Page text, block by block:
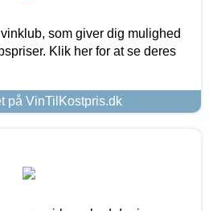
som giver dig mulighed
Klik her for at se deres
på VinTilKostpris.dk